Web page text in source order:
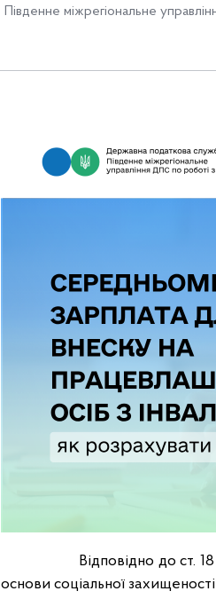
Південне міжрегіональне
Відповідно до ст. 18
основи соціальної